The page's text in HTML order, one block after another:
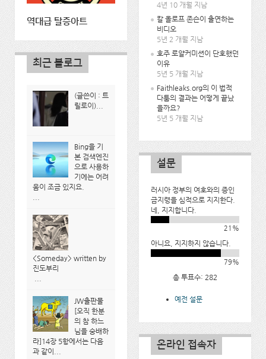
역대급 탈증아트
4년 10 개월 지남
칼 올로프 존슨이 출연하는
비디오
5년 2 개월 지남
호주 로얄커미션이 단호했던
이유
5년 5 개월 지남
Faithleaks.org의 이 법적
다툼의 결과는 어떻게 끝났
을까요?
5년 5 개월 지남
최근 블로그
(글쓴이 : 트
릴로이)...
Bing을 기
본 검색엔진
으로 사용하
기에는 어려
움이 조금 있지요.
<Someday> written by
진도부리
JW출판물
[오직 한분
의 참 하느
님을 숭배하
라]14장 5항에서는 다음
과 같이...
설문
러시아 정부의 여호와의 증인
금지령을 심적으로 지지한다.
네, 지지합니다.
21%
아니요, 지지하지 않습니다.
79%
총 투표수: 282
예전 설문
온라인 접속자